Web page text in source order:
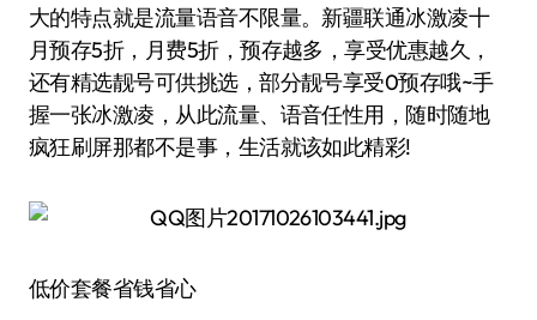
大的特点就是流量语音不限量。新疆联通冰激凌十
月预存5折，月费5折，预存越多，享受优惠越久，
还有精选靓号可供挑选，部分靓号享受0预存哦~手
握一张冰激凌，从此流量、语音任性用，随时随地
疯狂刷屏那都不是事，生活就该如此精彩!
低价套餐省钱省心